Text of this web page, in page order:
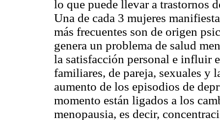
lo que puede llevar a trastornos
Una de cada 3 mujeres
más frecuentes son de origen
genera un problema de salud
la satisfacción personal e influir
familiares, de pareja, sexuales y
aumento de los episodios de
momento están ligados a los
menopausia, es decir,